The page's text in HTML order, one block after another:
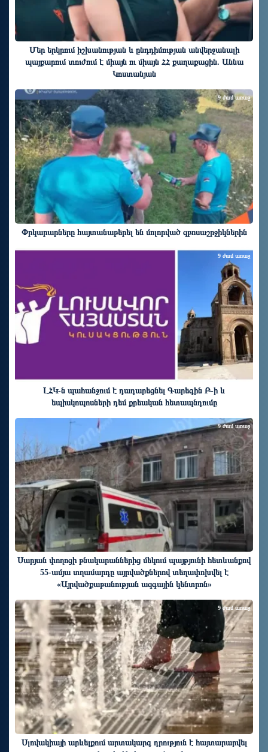
Մեր երկրում իշխանության և ընդդիմության անվերջանալի
պայքարում տուժում է միայն ու միայն ՀՀ քաղաքացին. Աննա
Կոստանյան
Փրկարարները հայտանաբերել են մոլորված զբոսաշրջիկներին
9 ժամ առաջ
ԼՀԿ-ն պահանջում է դադարեցնել Գարեգին Բ-ի և
եպիսկոպոսների դեմ քրեական հետապնդումը
9 ժամ առաջ
Սարյան փողոցի բնակարաններից մեկում պայթյունի հետևանքով
55-ամյա տղամարդը այրվածքներով տեղափոխվել է
«Այրվածքաբանության ազգային կենտրոն»
9 ժամ առաջ
Սլովակիայի արևելքում արտակարգ դրություն է հայտարարվել
9 ժամ առաջ